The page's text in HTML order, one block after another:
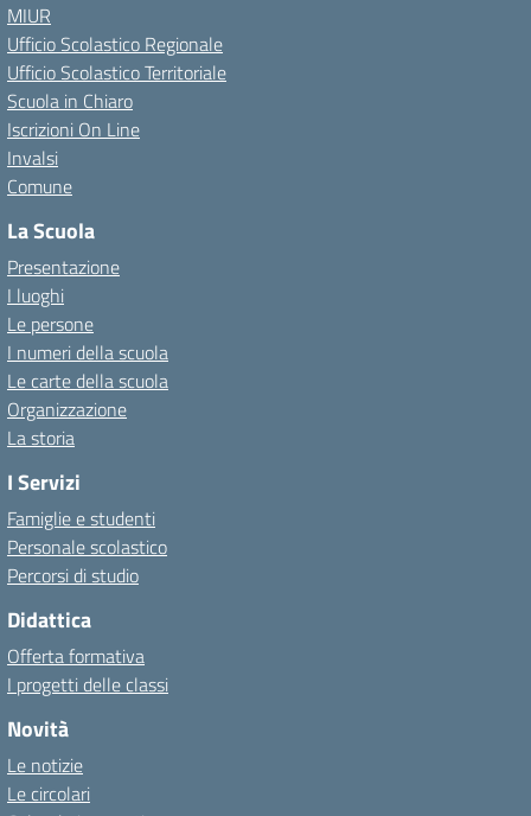
MIUR
Ufficio Scolastico Regionale
Ufficio Scolastico Territoriale
Scuola in Chiaro
Iscrizioni On Line
Invalsi
Comune
La Scuola
Presentazione
I luoghi
Le persone
I numeri della scuola
Le carte della scuola
Organizzazione
La storia
I Servizi
Famiglie e studenti
Personale scolastico
Percorsi di studio
Didattica
Offerta formativa
I progetti delle classi
Novità
Le notizie
Le circolari